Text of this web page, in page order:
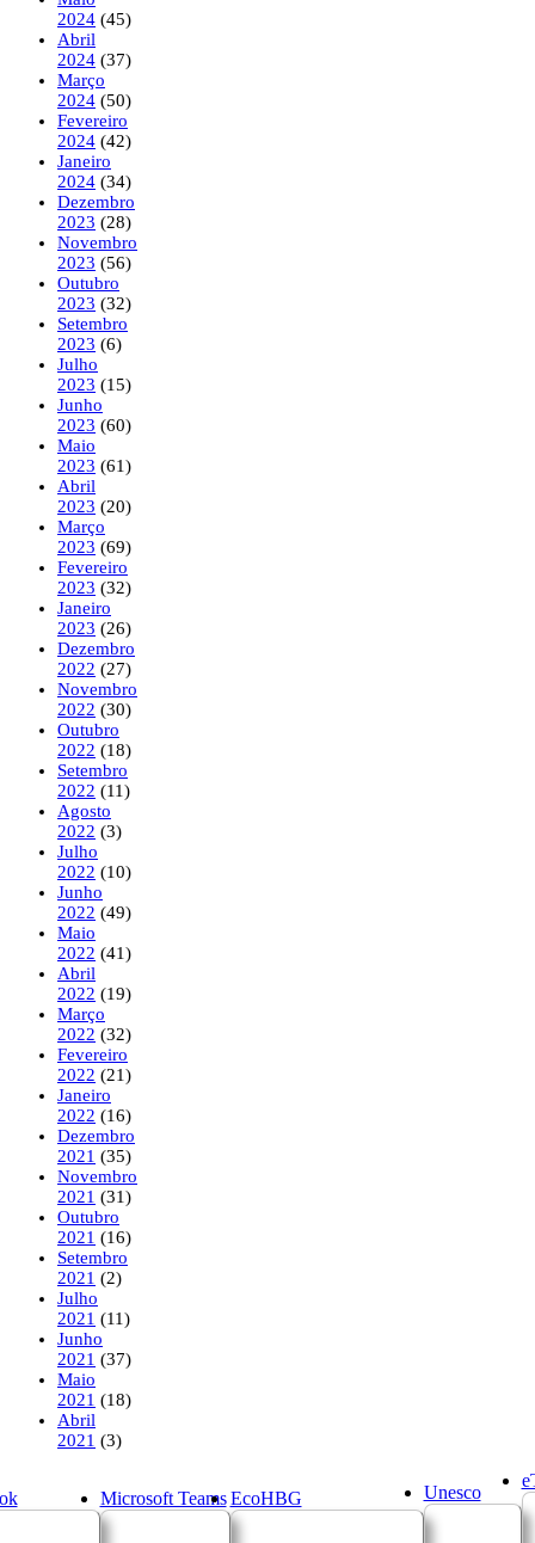
2024 (45)
Abril
2024 (37)
Março
2024 (50)
Fevereiro
2024 (42)
Janeiro
2024 (34)
Dezembro
2023 (28)
Novembro
2023 (56)
Outubro
2023 (32)
Setembro
2023 (6)
Julho
2023 (15)
Junho
2023 (60)
Maio
2023 (61)
Abril
2023 (20)
Março
2023 (69)
Fevereiro
2023 (32)
Janeiro
2023 (26)
Dezembro
2022 (27)
Novembro
2022 (30)
Outubro
2022 (18)
Setembro
2022 (11)
Agosto
2022 (3)
Julho
2022 (10)
Junho
2022 (49)
Maio
2022 (41)
Abril
2022 (19)
Março
2022 (32)
Fevereiro
2022 (21)
Janeiro
2022 (16)
Dezembro
2021 (35)
Novembro
2021 (31)
Outubro
2021 (16)
Setembro
2021 (2)
Julho
2021 (11)
Junho
2021 (37)
Maio
2021 (18)
Abril
2021 (3)
Microsoft Teams EcoHBG Unesco